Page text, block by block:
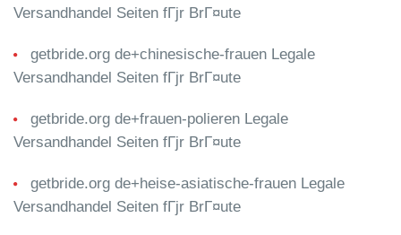
Versandhandel Seiten fГјr BrГ¤ute
getbride.org de+chinesische-frauen Legale
Versandhandel Seiten fГјr BrГ¤ute
getbride.org de+frauen-polieren Legale
Versandhandel Seiten fГјr BrГ¤ute
getbride.org de+heise-asiatische-frauen Legale
Versandhandel Seiten fГјr BrГ¤ute